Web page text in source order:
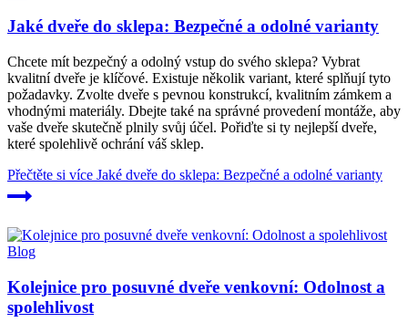
Jaké dveře do sklepa: Bezpečné a odolné varianty
Chcete mít bezpečný a odolný vstup do svého sklepa? Vybrat
kvalitní dveře je klíčové. Existuje několik variant, které splňují tyto
požadavky. Zvolte dveře s pevnou konstrukcí, kvalitním zámkem a
vhodnými materiály. Dbejte také na správné provedení montáže, aby
vaše dveře skutečně plnily svůj účel. Pořiďte si ty nejlepší dveře,
které spolehlivě ochrání váš sklep.
Přečtěte si více Jaké dveře do sklepa: Bezpečné a odolné varianty
Blog
Kolejnice pro posuvné dveře venkovní: Odolnost a
spolehlivost